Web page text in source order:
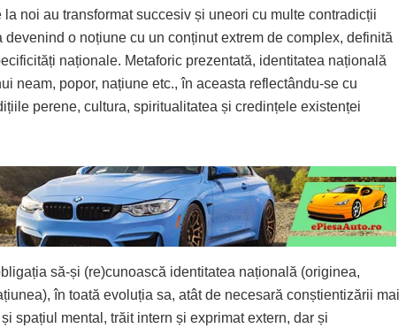
noi au transformat succesiv și uneori cu multe contradicții
o noțiune cu un conținut extrem de complex, definită
naționale. Metaforic prezentată, identitatea națională
neam, popor, națiune etc., în aceasta reflectându-se cu
perene, cultura, spiritualitatea și credințele existenței
să-și (re)cunoască identitatea națională (originea,
în toată evoluția sa, atât de necesară conștientizării mai
spațiul mental, trăit intern și exprimat extern, dar și